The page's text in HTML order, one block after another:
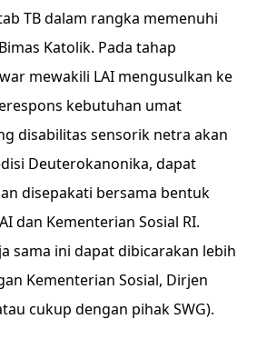
TB dalam rangka memenuhi
Katolik. Pada tahap
mewakili LAI mengusulkan ke
kebutuhan umat
disabilitas sensorik netra akan
Deuterokanonika, dapat
disepakati bersama bentuk
dan Kementerian Sosial RI.
sama ini dapat dibicarakan lebih
Kementerian Sosial, Dirjen
cukup dengan pihak SWG).